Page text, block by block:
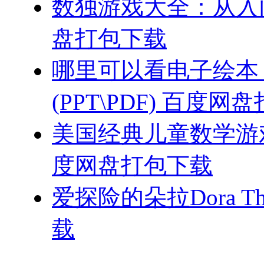
数独游戏大全：从
盘打包下载
哪里可以看电子绘
(PPT\PDF) 百度网盘
美国经典儿童数学
度网盘打包下载
爱探险的朵拉Dora
载